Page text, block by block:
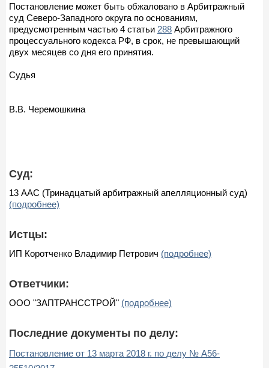
Постановление может быть обжаловано в Арбитражный
суд Северо-Западного округа по основаниям,
предусмотренным частью 4 статьи 288 Арбитражного
процессуального кодекса РФ, в срок, не превышающий
двух месяцев со дня его принятия.
Судья
В.В. Черемошкина
Суд:
13 ААС (Тринадцатый арбитражный апелляционный суд)
(подробнее)
Истцы:
ИП Коротченко Владимир Петрович (подробнее)
Ответчики:
ООО "ЗАПТРАНССТРОЙ" (подробнее)
Последние документы по делу:
Постановление от 13 марта 2018 г. по делу № А56-